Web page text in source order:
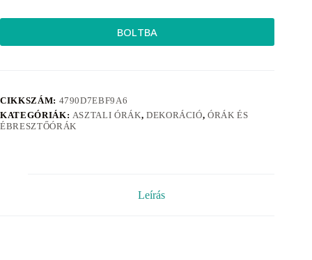
BOLTBA
CIKKSZÁM: 4790D7EBF9A6
KATEGÓRIÁK: ASZTALI ÓRÁK, DEKORÁCIÓ,ÓRÁK ÉS
ÉBRESZTŐÓRÁK
Leírás